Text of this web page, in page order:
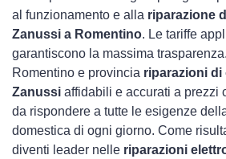
al funzionamento e alla riparazione
Zanussi a Romentino. Le tariffe
garantiscono la massima
Romentino e provincia riparazioni
Zanussi affidabili e accurati a prezzi
da rispondere a tutte le esigenze
domestica di ogni giorno. Come
diventi leader nelle riparazioni